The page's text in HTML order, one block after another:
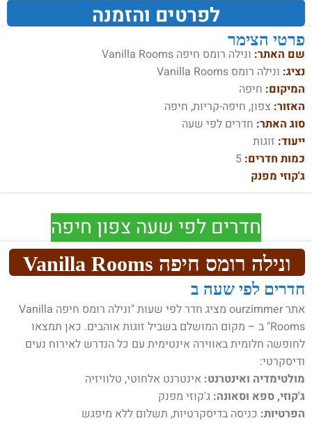
לפרטים והזמנה
פרטי הצימר
שם האתר: ונילה רומס חיפה Vanilla Rooms
נציג: ונילה רומס Vanilla Rooms
המיקום: חיפה
האזור: צפון, חיפה-קריות, חיפה
סוג האתר: חדרים לפי שעה
ייעוד: זוגות
כמות חדרים: 5
ג'קוזי מפנק
חדרים לפי שעה צפון חיפה
ונילה רומס חיפה Vanilla Rooms
חדרים לפי שעה ב
אתר ourzimmer מציג חדר לפי שעות "ונילה רומס חיפה Vanilla
Rooms" ב – מקום המושלם בשביל זוגות אוהבים. כאן תמצאו
לחופשה חלומית באווירה אינטימית עם כל הנדרש לאירוח נעים
ודיסקרטי:
מולטימדיה ואינטרנט: אינטרנט אלחוטי, טלוויזיה
ג'קוזי, ספא וסאונה: ג'קוזי מפנק
הפרטיות: כניסה בדיסקרטיות, תשלום ללא מיפגש